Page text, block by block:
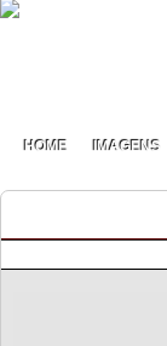
HOME IMAGENS